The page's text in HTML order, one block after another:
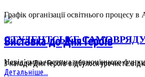
Виставка до Дня Героїв
З нагоди Дня Героїв відбулося урочисте
Детальніше...
Графік організації освітнього процесу в
СТУДЕНТСЬКЕ
Невід’ємна частина повноцінного